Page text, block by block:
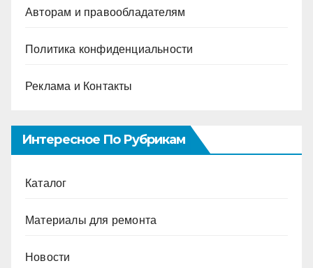
Авторам и правообладателям
Политика конфиденциальности
Реклама и Контакты
Интересное По Рубрикам
Каталог
Материалы для ремонта
Новости